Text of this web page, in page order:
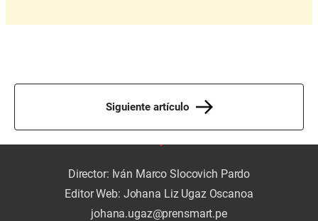
Siguiente artículo
Director: Iván Marco Slocovich Pardo
Editor Web: Johana Liz Ugaz Oscanoa
johana.ugaz@prensmart.pe